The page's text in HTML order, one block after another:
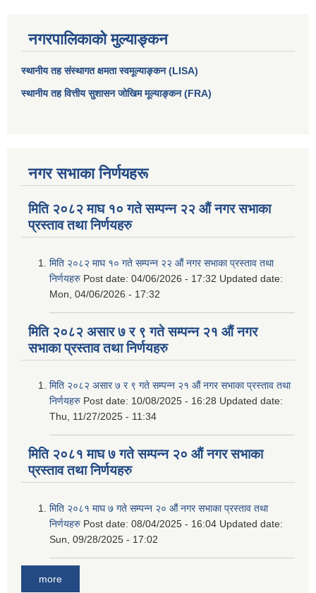
नगरपालिकाको मुल्याङ्कन
स्थानीय तह संस्थागत क्षमता स्वमूल्याङ्कन (LISA)
स्थानीय तह वित्तीय सुशासन जोखिम मूल्याङ्कन (FRA)
नगर सभाका निर्णयहरू
मिति २०८२ माघ १० गते सम्पन्न २२ औं नगर सभाका
प्रस्ताव तथा निर्णयहरु
मिति २०८२ माघ १० गते सम्पन्न २२ औं नगर सभाका प्रस्ताव तथा
निर्णयहरु Post date: 04/06/2026 - 17:32 Updated date:
Mon, 04/06/2026 - 17:32
मिति २०८२ असार ७ र ९ गते सम्पन्न २१ औं नगर
सभाका प्रस्ताव तथा निर्णयहरु
मिति २०८२ असार ७ र ९ गते सम्पन्न २१ औं नगर सभाका प्रस्ताव तथा
निर्णयहरु Post date: 10/08/2025 - 16:28 Updated date:
Thu, 11/27/2025 - 11:34
मिति २०८१ माघ ७ गते सम्पन्न २० औं नगर सभाका
प्रस्ताव तथा निर्णयहरु
मिति २०८१ माघ ७ गते सम्पन्न २० औं नगर सभाका प्रस्ताव तथा
निर्णयहरु Post date: 08/04/2025 - 16:04 Updated date:
Sun, 09/28/2025 - 17:02
more